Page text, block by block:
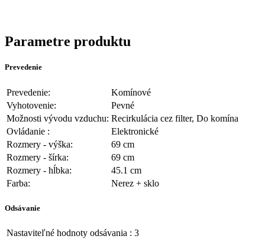
Parametre produktu
Prevedenie
Prevedenie:
Komínové
Vyhotovenie:
Pevné
Možnosti vývodu vzduchu: Recirkulácia cez filter, Do komína
Ovládanie :
Elektronické
Rozmery - výška:
69 cm
Rozmery - šírka:
69 cm
Rozmery - hĺbka:
45.1 cm
Farba:
Nerez + sklo
Odsávanie
Nastaviteľné hodnoty odsávania : 3